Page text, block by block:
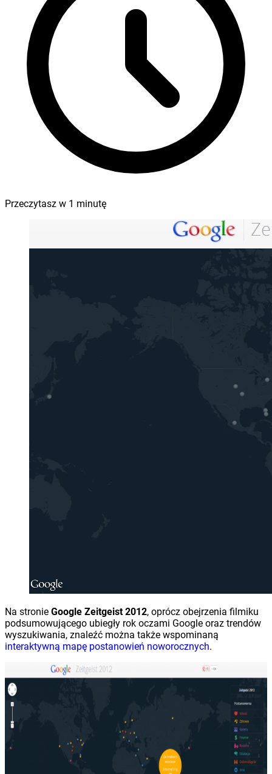
Przeczytasz w 1 minutę
Na stronie Google Zeitgeist 2012, oprócz obejrzenia filmiku
podsumowującego ubiegły rok oczami Google oraz trendów
wyszukiwania, znaleźć można także wspominaną
interaktywną mapę postanowień noworocznych.